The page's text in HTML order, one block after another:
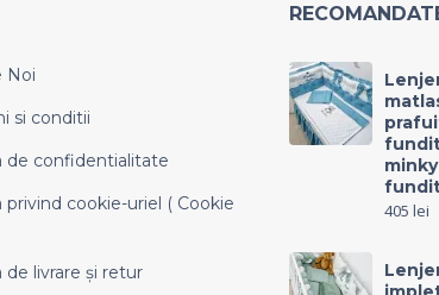
Noi
si conditii
de confidentialitate
privind cookie-uriel ( Cookie
de livrare și retur
405 lei